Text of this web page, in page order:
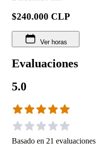
$240.000 CLP
Ver horas
Evaluaciones
5.0
Basado en 21 evaluaciones